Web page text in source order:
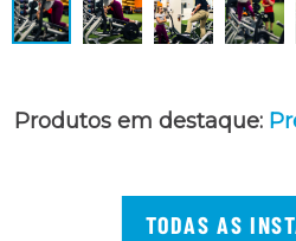
Produtos em destaque:
TODAS AS